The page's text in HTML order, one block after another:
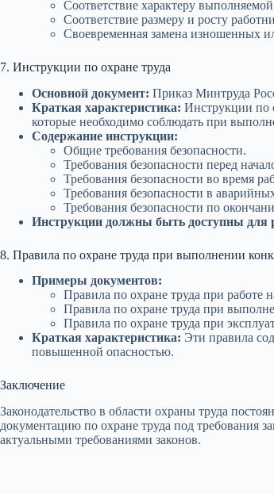
Соответствие характеру
Соответствие размеру и росту
Своевременная замена изношенных
7. Инструкции по охране труда
Основной документ: Приказ Минтруда
Краткая характеристика: Инструкции по
которые необходимо соблюдать при
Содержание инструкции:
Общие требования безопасности.
Требования безопасности перед
Требования безопасности во время
Требования безопасности в
Требования безопасности по
Инструкции должны быть доступны для
8. Правила по охране труда при выполнении
Примеры документов:
Правила по охране труда при работе
Правила по охране труда при
Правила по охране труда при
Краткая характеристика: Эти правила
повышенной опасностью.
Заключение
Законодательство в области охраны труда
документацию по охране труда под требования
актуальными требованиями законов.